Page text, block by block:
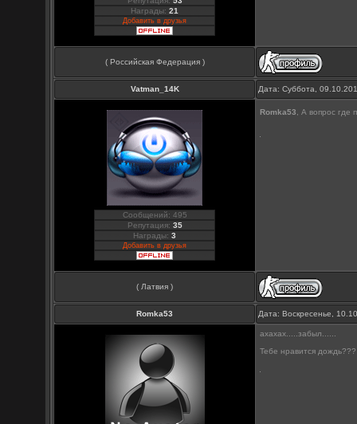
Награды:21
Добавить в друзья
( Российская Федерация )
Vatman_14K Дата: Суббота,
Сообщений: 495
Репутация: 35
Награды:3
Добавить в друзья
Romka53, А вопрос где
( Латвия )
Romka53 Дата: Воскресенье,
ахахах.....забыл......
Тебе нравится дождь???